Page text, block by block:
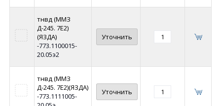
тнвд (ММЗ
Д-245. 7Е2)
(ЯЗДА)
-773.1100015-
20.05э2
Уточнить
тнвд (ММЗ
Д-245. 7Е2)(ЯЗДА)
-773.1111005-
Уточнить